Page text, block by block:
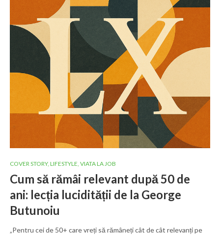
COVER STORY, LIFESTYLE VIATA LA JOB
Cum să rămâi relevant după 50 de
ani: lecția lucidității de la George
Butunoiu
„Pentru cei de 50+ care vreți să rămâneți cât de cât relevanți pe